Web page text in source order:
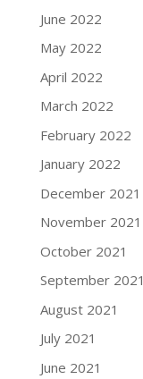
June 2022
May 2022
April 2022
March 2022
February 2022
January 2022
December 2021
November 2021
October 2021
September 2021
August 2021
July 2021
June 2021